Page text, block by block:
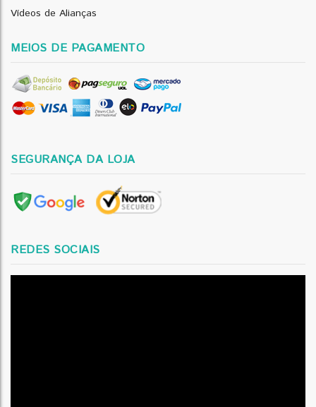
Vídeos de Alianças
MEIOS DE PAGAMENTO
SEGURANÇA DA LOJA
REDES SOCIAIS